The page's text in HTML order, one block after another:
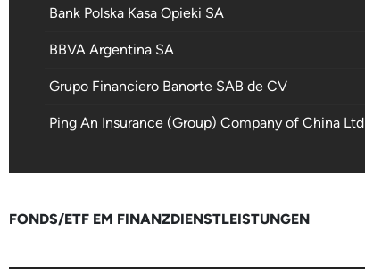
Bank Polska Kasa Opieki SA
BBVA Argentina SA
Grupo Financiero Banorte SAB de CV
Ping An Insurance (Group) Company of China Ltd
Turkiye Garanti Bankasi AS
FONDS/ETF EM FINANZDIENSTLEISTUNGEN